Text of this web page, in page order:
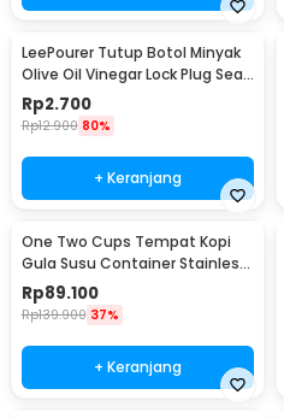
LeePourer Tutup Botol Minyak
Olive Oil Vinegar Lock Plug Seal
- HE131
Rp2.700
Rp12.900 80%
+ Keranjang
One Two Cups Tempat Kopi
Gula Susu Container Stainless
Steel 1.5L - MSS19
Rp89.100
Rp139.900 37%
+ Keranjang